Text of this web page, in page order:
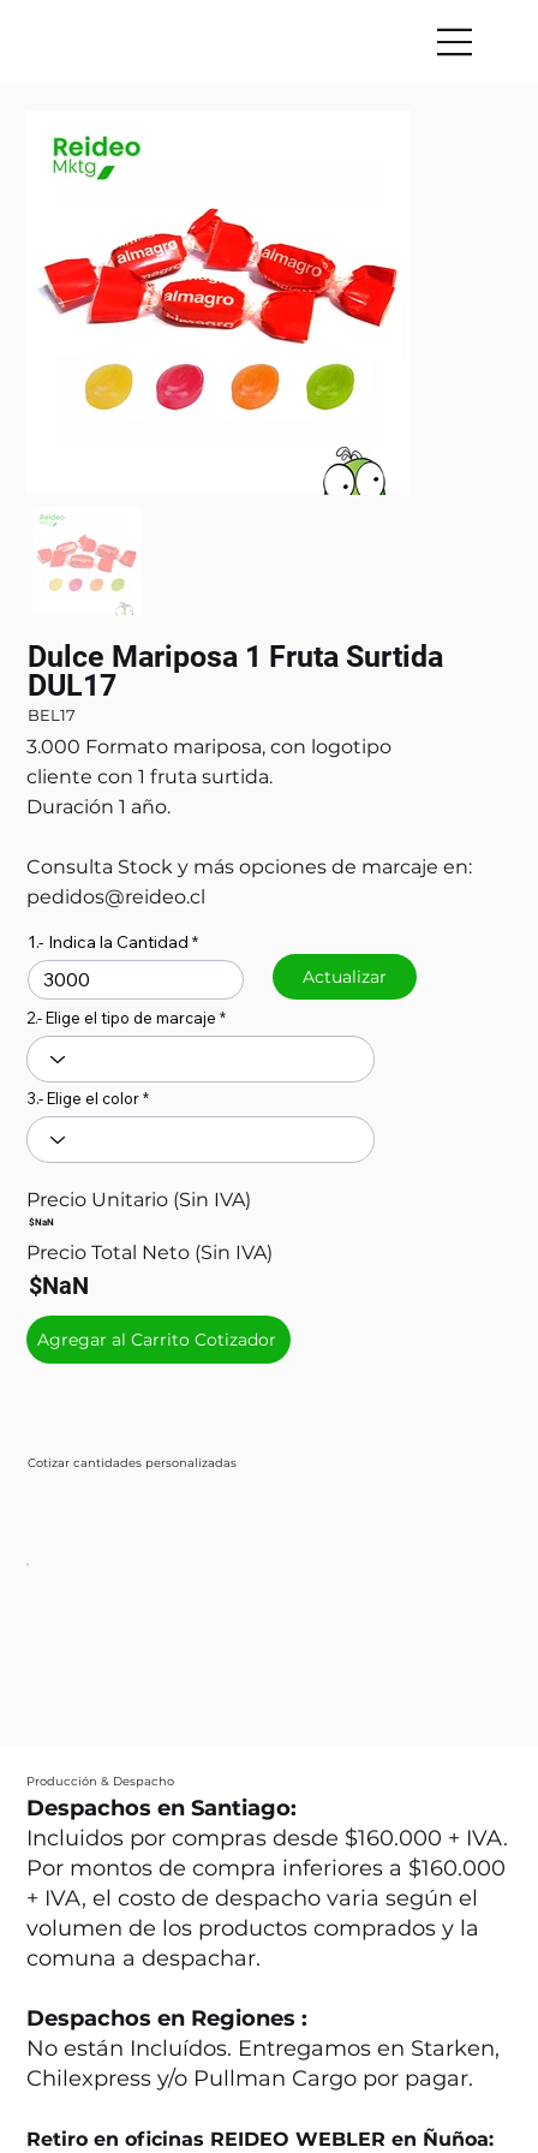
Dulce Mariposa 1 Fruta Surtida
DUL17
BEL17
3.000 Formato mariposa, con logotipo
cliente con 1 fruta surtida.
Duración 1 año.
Consulta Stock y más opciones de marcaje en:
pedidos@reideo.cl
Cotizar cantidades personalizadas
1.- Indica la Cantidad
Actualizar
2.- Elige el tipo de marcaje
3.- Elige el color
Precio Unitario (Sin IVA)
$NaN
Precio Total Neto (Sin IVA)
$NaN
Agregar al Carrito Cotizador
Producción & Despacho
Despachos en Santiago:
Incluidos por compras desde $160.000 + IVA.
Por montos de compra inferiores a $160.000
+ IVA, el costo de despacho varia según el
volumen de los productos comprados y la
comuna a despachar.
Despachos en Regiones :
No están Incluídos. Entregamos en Starken,
Chilexpress y/o Pullman Cargo por pagar.
Retiro en oficinas REIDEO WEBLER en Ñuñoa: